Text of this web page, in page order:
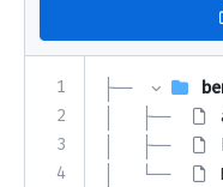
1
2
3
4
├──
│   ├──
│   ├──
│   └──